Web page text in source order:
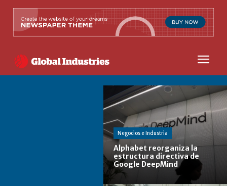
Negocios e Industria
Alphabet reorganiza la
estructura directiva de
Google DeepMind